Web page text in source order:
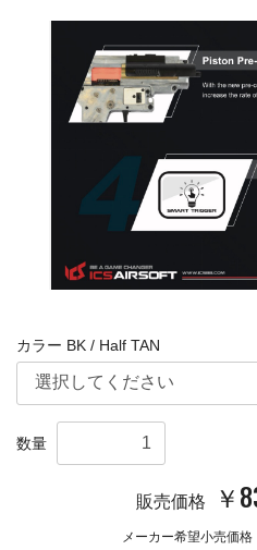
カラー BK / Half TAN
数量
販売価格 ￥
メーカー希望小売価格